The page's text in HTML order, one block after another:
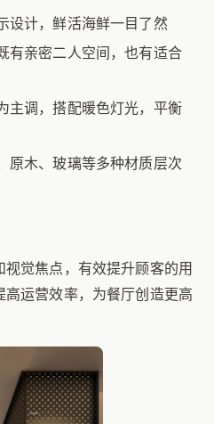
设计，鲜活海鲜一目了然
有亲密二人空间，也有适合
主调，搭配暖色灯光，平衡
原木、玻璃等多种材质层次
觉焦点，有效提升顾客的用
运营效率，为餐厅创造更高